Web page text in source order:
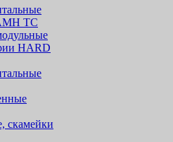
TC
HARD